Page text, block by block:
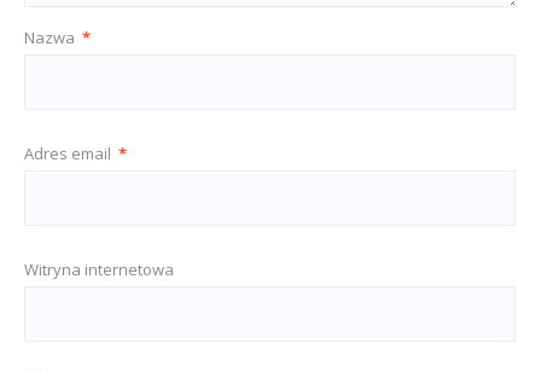
Nazwa *
Adres email *
Witryna internetowa